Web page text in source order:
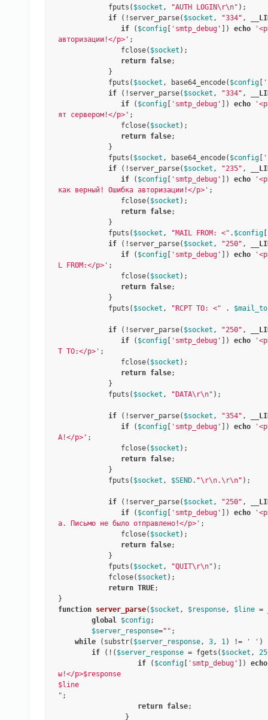
            fputs(
$socket , "AUTH LOGIN\r\n" );
if (!server_parse( $socket , "334" ,
if ( $config 'smtp_debug' ]) echo
авторизации!</p>' ;
               fclose(
$socket );
return false;
            fputs(
$socket , base64_encode( $config
if (!server_parse( $socket , "334" ,
if ( $config 'smtp_debug' ]) echo
ят сервером!</p>' ;
               fclose(
$socket );
return false;
            fputs(
$socket , base64_encode( $config
if (!server_parse( $socket , "235" ,
if ( $config 'smtp_debug' ]) echo
как верный! Ошибка авторизации!</p>' ;
               fclose(
$socket );
return false;
            fputs(
$socket , "MAIL FROM: <" . $config
if (!server_parse( $socket , "250" ,
if ( $config 'smtp_debug' ]) echo
L FROM:</p>' ;
               fclose(
$socket );
return false;
            fputs(
$socket , "RCPT TO: <" . $mail_to
if (!server_parse( $socket , "250" ,
if ( $config 'smtp_debug' ]) echo
T TO:</p>' ;
               fclose(
$socket );
return false;
            fputs(
$socket , "DATA\r\n" );
if (!server_parse( $socket , "354" ,
if ( $config 'smtp_debug' ]) echo
A!</p>' ;
               fclose(
$socket );
return false;
            fputs(
$socket , $SEND. "\r\n.\r\n" );
if (!server_parse( $socket , "250" ,
if ( $config 'smtp_debug' ]) echo
а. Письмо не было отправлено!</p>' ;
               fclose(
$socket );
return false;
            fputs(
$socket , "QUIT\r\n" );
            fclose(
$socket );
return TRUE;
function server_parse( $socket , $response, $line =
global $config;
$server_response="" ;
while (substr( $server_response, 3, 1) != ' ' )
if (!( $server_response = fgets( $socket ,
if ( $config 'smtp_debug' ]) echo
ы!</p>$response
$line
" ;
return false;